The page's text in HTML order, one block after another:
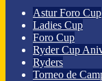
Astur Foro Cup
Ladies Cup
Foro Cup
Ryder Cup
Ryders
Torneo de